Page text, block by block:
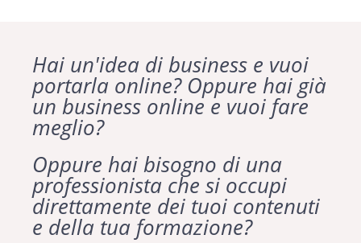
Hai un'idea di business e vuoi
portarla online? Oppure hai già
un business online e vuoi fare
meglio?
Oppure hai bisogno di una
professionista che si occupi
direttamente dei tuoi contenuti
e della tua formazione?